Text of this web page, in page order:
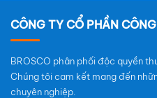
CÔNG TY CỔ PHẦN
BROSCO phân phối độc quyền
Chúng tôi cam kết mang đến
chuyên nghiệp.